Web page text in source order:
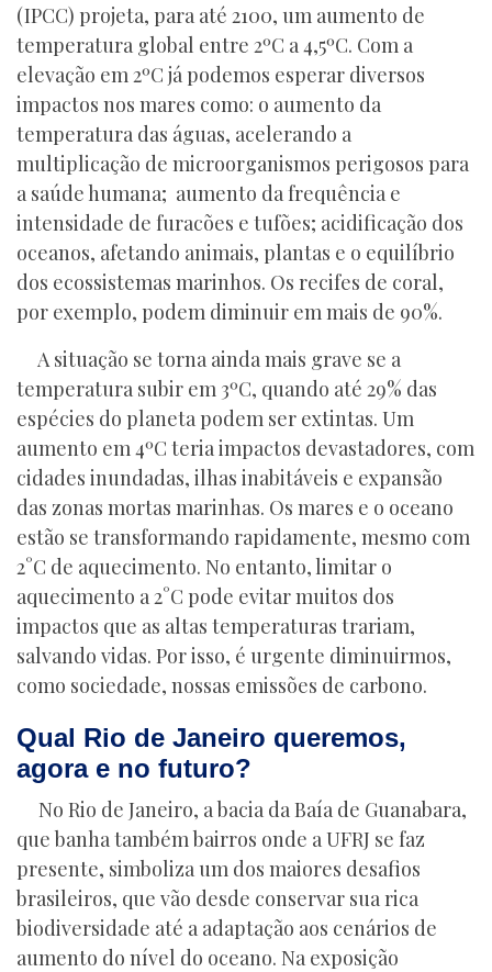
(IPCC) projeta, para até 2100, um aumento de
temperatura global entre 2ºC a 4,5ºC. Com a
elevação em 2ºC já podemos esperar diversos
impactos nos mares como: o aumento da
temperatura das águas, acelerando a
multiplicação de microorganismos perigosos para
a saúde humana; aumento da frequência e
intensidade de furacões e tufões; acidificação dos
oceanos, afetando animais, plantas e o equilíbrio
dos ecossistemas marinhos. Os recifes de coral,
por exemplo, podem diminuir em mais de 90%.
A situação se torna ainda mais grave se a
temperatura subir em 3ºC, quando até 29% das
espécies do planeta podem ser extintas. Um
aumento em 4ºC teria impactos devastadores, com
cidades inundadas, ilhas inabitáveis e expansão
das zonas mortas marinhas. Os mares e o oceano
estão se transformando rapidamente, mesmo com
2°C de aquecimento. No entanto, limitar o
aquecimento a 2°C pode evitar muitos dos
impactos que as altas temperaturas trariam,
salvando vidas. Por isso, é urgente diminuirmos,
como sociedade, nossas emissões de carbono.
Qual Rio de Janeiro queremos,
agora e no futuro?
No Rio de Janeiro, a bacia da Baía de Guanabara,
que banha também bairros onde a UFRJ se faz
presente, simboliza um dos maiores desafios
brasileiros, que vão desde conservar sua rica
biodiversidade até a adaptação aos cenários de
aumento do nível do oceano. Na exposição